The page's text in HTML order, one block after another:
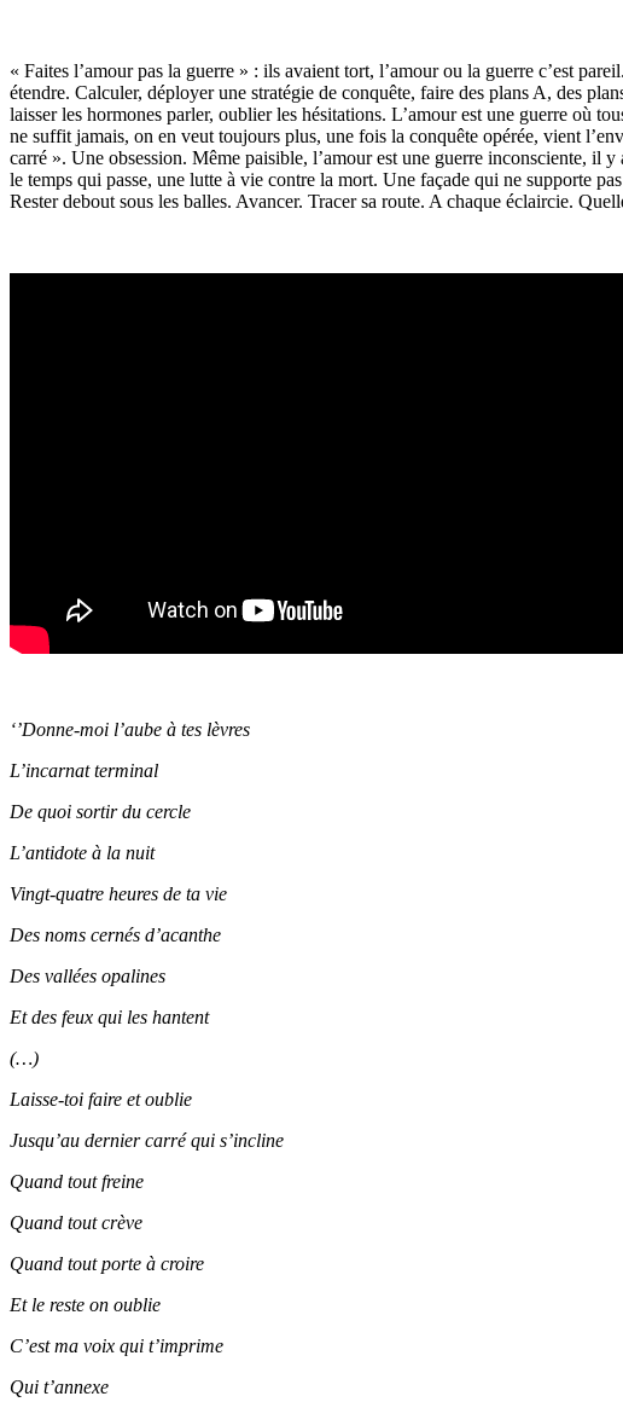
« Faites l’amour pas la guerre » : ils avaient tort, l’amour ou la guerre c’est
étendre. Calculer, déployer une stratégie de conquête, faire des plans A, des
laisser les hormones parler, oublier les hésitations. L’amour est une guerre où
ne suffit jamais, on en veut toujours plus, une fois la conquête opérée, vient
carré ». Une obsession. Même paisible, l’amour est une guerre inconsciente, il
le temps qui passe, une lutte à vie contre la mort. Une façade qui ne supporte
Rester debout sous les balles. Avancer. Tracer sa route. A chaque éclaircie.
‘’Donne-moi l’aube à tes lèvres
L’incarnat terminal
De quoi sortir du cercle
L’antidote à la nuit
Vingt-quatre heures de ta vie
Des noms cernés d’acanthe
Des vallées opalines
Et des feux qui les hantent
(…)
Laisse-toi faire et oublie
Jusqu’au dernier carré qui s’incline
Quand tout freine
Quand tout crève
Quand tout porte à croire
Et le reste on oublie
C’est ma voix qui t’imprime
Qui t’annexe